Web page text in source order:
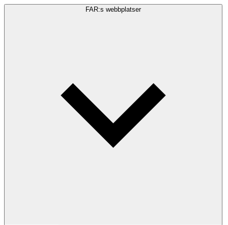
FAR:s webbplatser